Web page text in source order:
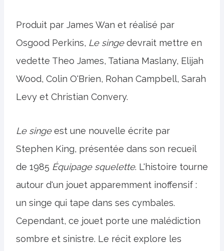
Produit par James Wan et réalisé par
Osgood Perkins, Le singedevrait mettre en
vedette Theo James, Tatiana Maslany, Elijah
Wood, Colin O'Brien, Rohan Campbell, Sarah
Levy et Christian Convery.
Le singeest une nouvelle écrite par
Stephen King, présentée dans son recueil
de 1985 Équipage squelette. L'histoire tourne
autour d'un jouet apparemment inoffensif :
un singe qui tape dans ses cymbales.
Cependant, ce jouet porte une malédiction
sombre et sinistre. Le récit explore les